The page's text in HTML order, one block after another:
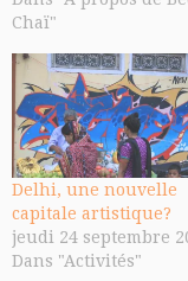
Chaï"
Delhi, une nouvelle
capitale artistique?
jeudi 24 septembre
Dans "Activités"